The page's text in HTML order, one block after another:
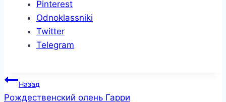
Pinterest
Odnoklassniki
Twitter
Telegram
Навигация
по
Назад
Рождественский олень Гарри